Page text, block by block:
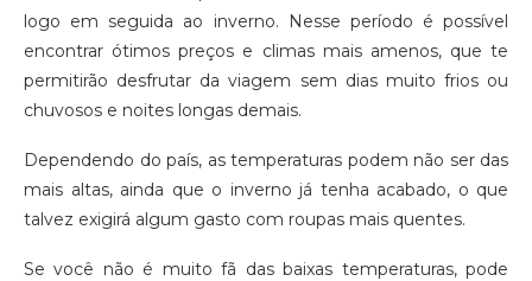
logo em seguida ao inverno. Nesse período é possível
encontrar ótimos preços e climas mais amenos, que te
permitirão desfrutar da viagem sem dias muito frios ou
chuvosos e noites longas demais.
Dependendo do país, as temperaturas podem não ser das
mais altas, ainda que o inverno já tenha acabado, o que
talvez exigirá algum gasto com roupas mais quentes.
Se você não é muito fã das baixas temperaturas, pode